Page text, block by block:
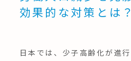
効果的な対策とは？
日本では、少子高齢化が進